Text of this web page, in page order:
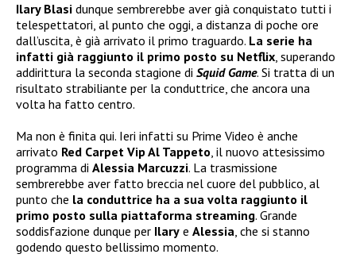
Ilary Blasi dunque sembrerebbe aver già conquistato tutti i
telespettatori, al punto che oggi, a distanza di poche ore
dall’uscita, è già arrivato il primo traguardo. La serie ha
infatti già raggiunto il primo posto su Netflix, superando
addirittura la seconda stagione di Squid Game. Si tratta di un
risultato strabiliante per la conduttrice, che ancora una
volta ha fatto centro.
Ma non è finita qui. Ieri infatti su Prime Video è anche
arrivato Red Carpet Vip Al Tappeto, il nuovo attesissimo
programma di Alessia Marcuzzi. La trasmissione
sembrerebbe aver fatto breccia nel cuore del pubblico, al
punto che la conduttrice ha a sua volta raggiunto il
primo posto sulla piattaforma streaming. Grande
soddisfazione dunque per Ilary e Alessia, che si stanno
godendo questo bellissimo momento.